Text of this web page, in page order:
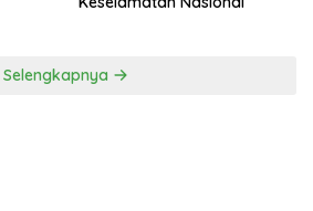
Selengkapnya